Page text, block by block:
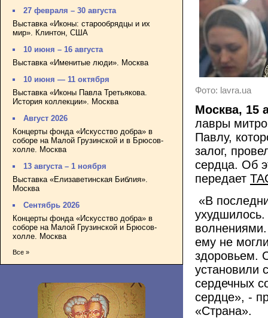
27 февраля – 30 августа
Выставка «Иконы: старообрядцы и их
мир». Клинтон, США
10 июня – 16 августа
Выставка «Именитые люди». Москва
10 июня — 11 октября
Выставка «Иконы Павла Третьякова.
История коллекции». Москва
Август 2026
Концерты фонда «Искусство добра» в
соборе на Малой Грузинской и в Брюсов-
холле. Москва
13 августа – 1 ноября
Выставка «Елизаветинская Библия».
Москва
Сентябрь 2026
Концерты фонда «Искусство добра» в
соборе на Малой Грузинской и Брюсов-
холле. Москва
Все »
Фото: lavra.ua
Москва, 15
лавры
Павлу,
залог,
сердца. Об
передает
«В
ему не
здоровьем.
установили
сердечных
сердце», -
«Страна».